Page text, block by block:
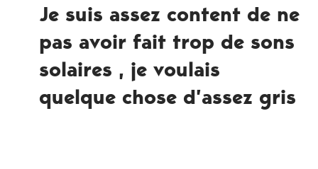
Je suis assez content de ne
pas avoir fait trop de sons
solaires , je voulais
quelque chose d’assez gris